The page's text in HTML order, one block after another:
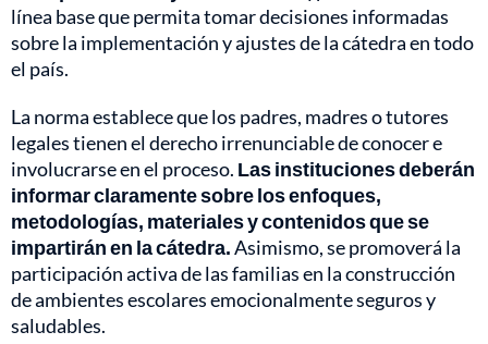
línea base que permita tomar decisiones informadas
sobre la implementación y ajustes de la cátedra en todo
el país.
La norma establece que los padres, madres o tutores
legales tienen el derecho irrenunciable de conocer e
involucrarse en el proceso. Las instituciones deberán
informar claramente sobre los enfoques,
metodologías, materiales y contenidos que se
impartirán en la cátedra.Asimismo, se promoverá la
participación activa de las familias en la construcción
de ambientes escolares emocionalmente seguros y
saludables.